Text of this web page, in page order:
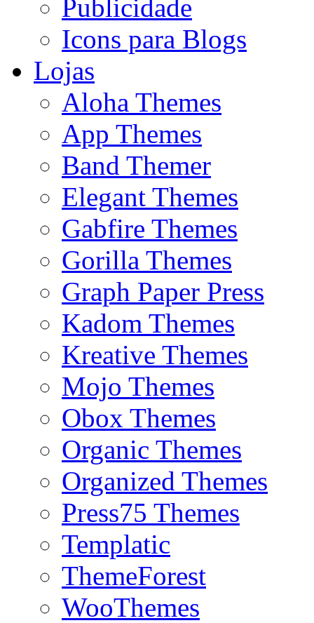
Publicidade
Icons para Blogs
Lojas
Aloha Themes
App Themes
Band Themer
Elegant Themes
Gabfire Themes
Gorilla Themes
Graph Paper Press
Kadom Themes
Kreative Themes
Mojo Themes
Obox Themes
Organic Themes
Organized Themes
Press75 Themes
Templatic
ThemeForest
WooThemes